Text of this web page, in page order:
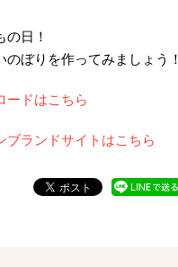
の日！
のぼりを作ってみましょう！
ードはこちら
ブランドサイトはこちら